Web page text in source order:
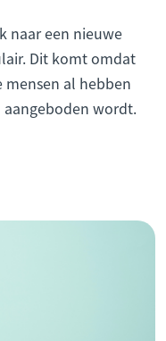
naar een nieuwe
Dit komt omdat
al hebben
aangeboden wordt.